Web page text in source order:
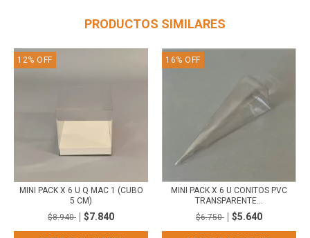
PRODUCTOS SIMILARES
12% OFF
MINI PACK X 6 U Q MAC 1 (CUBO
5 CM)
$8.940
$7.840
16% OFF
MINI PACK X 6 U CONITOS PVC
TRANSPARENTE...
$6.750
$5.640